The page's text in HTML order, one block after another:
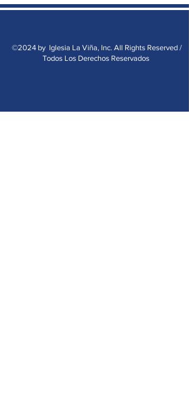
©2024 by Iglesia La Viña, Inc. All Rights Reserved /
Todos Los Derechos Reservados